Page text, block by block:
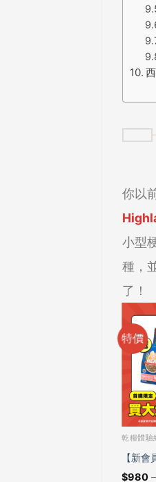
你以
小型
種，
了！
特價
乾糧體驗
【新
$980